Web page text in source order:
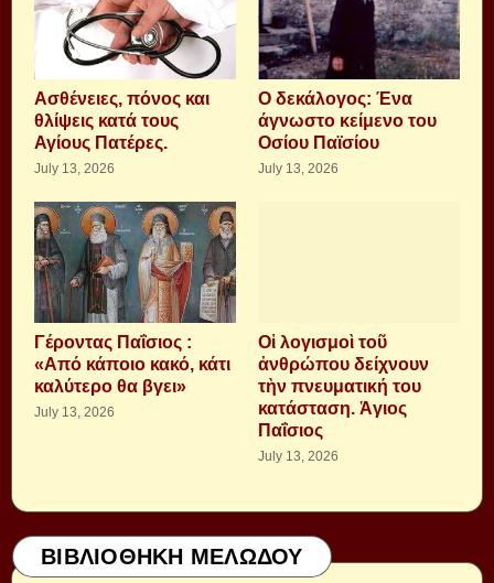
Aσθένειες, πόνος και
θλίψεις κατά τους
Αγίους Πατέρες.
July 13, 2026
Ο δεκάλογος: Ένα
άγνωστο κείμενο του
Οσίου Παϊσίου
July 13, 2026
Γέροντας Παΐσιος :
«Από κάποιο κακό, κάτι
καλύτερο θα βγει»
July 13, 2026
Οἱ λογισμοὶ τοῦ
ἀνθρώπου δείχνουν
τὴν πνευματική του
κατάσταση. Ἁγιος
Παΐσιος
July 13, 2026
ΒΙΒΛΙΟΘΗΚΗ ΜΕΛΩΔΟΥ